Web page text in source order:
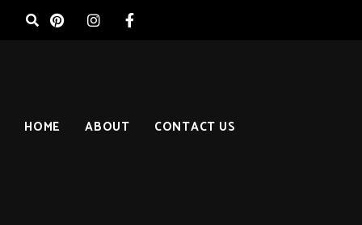
CONTACT US
ABOUT
HOME